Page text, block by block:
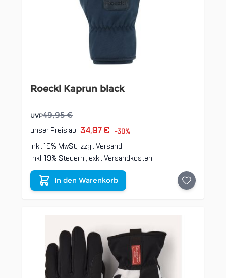
Roeckl Kaprun black
UVP49,95 €
unser Preis ab: 34,97 € -30%
inkl. 19% MwSt., zzgl.Versand
Inkl. 19% Steuern , exkl.Versandkosten
In den Warenkorb